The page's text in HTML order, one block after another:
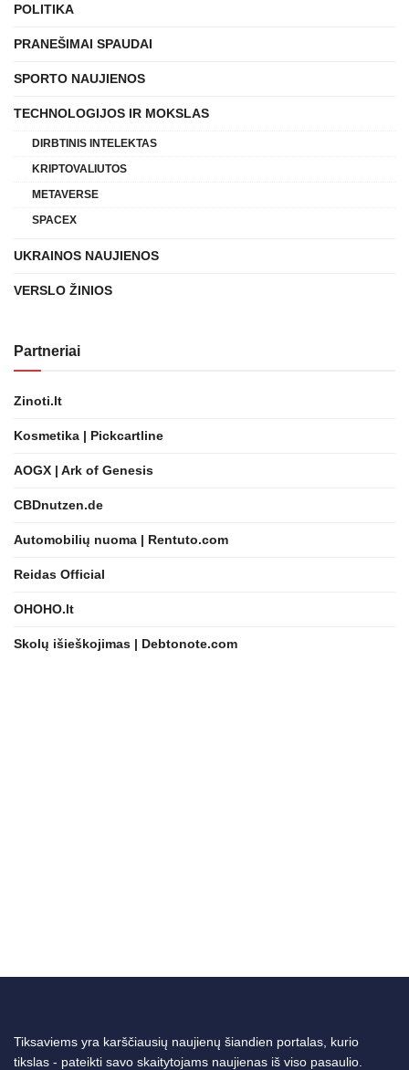
POLITIKA
PRANEŠIMAI SPAUDAI
SPORTO NAUJIENOS
TECHNOLOGIJOS IR MOKSLAS
DIRBTINIS INTELEKTAS
KRIPTOVALIUTOS
METAVERSE
SPACEX
UKRAINOS NAUJIENOS
VERSLO ŽINIOS
Partneriai
Zinoti.lt
Kosmetika | Pickcartline
AOGX | Ark of Genesis
CBDnutzen.de
Automobilių nuoma | Rentuto.com
Reidas Official
OHOHO.lt
Skolų išieškojimas | Debtonote.com
Tiksaviems yra karščiausių naujienų šiandien portalas, kurio
tikslas - pateikti savo skaitytojams naujienas iš viso pasaulio.